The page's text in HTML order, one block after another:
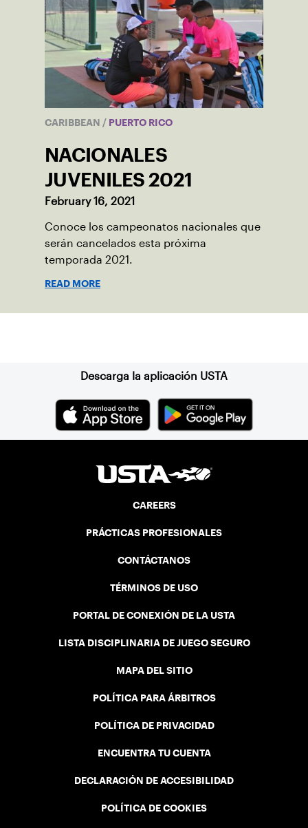
CARIBBEAN / PUERTO RICO
NACIONALES
JUVENILES 2021
February 16, 2021
Conoce los campeonatos nacionales que
serán cancelados esta próxima
temporada 2021.
READ MORE
Descarga la aplicación USTA
CAREERS
PRÁCTICAS PROFESIONALES
CONTÁCTANOS
TÉRMINOS DE USO
PORTAL DE CONEXIÓN DE LA USTA
LISTA DISCIPLINARIA DE JUEGO SEGURO
MAPA DEL SITIO
POLÍTICA PARA ÁRBITROS
POLÍTICA DE PRIVACIDAD
ENCUENTRA TU CUENTA
DECLARACIÓN DE ACCESIBILIDAD
POLÍTICA DE COOKIES